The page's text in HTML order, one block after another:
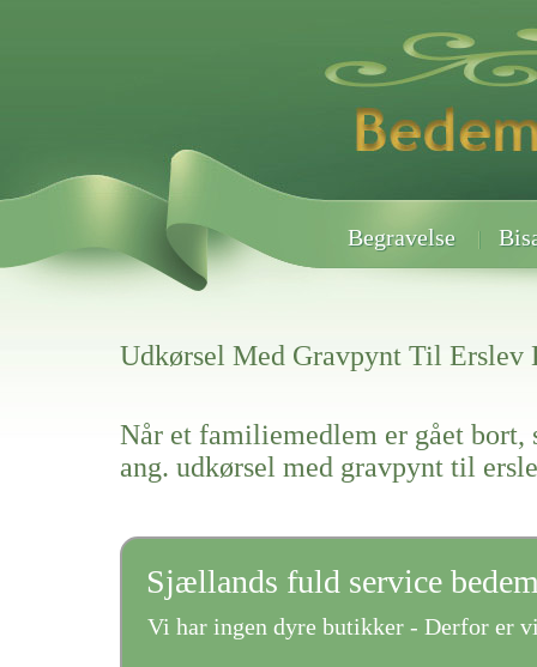
Begravelse
Udkørsel Med Gravpynt Til Erslev
Når et familiemedlem er gået bort,
ang. udkørsel med gravpynt til
Sjællands fuld service
Vi har ingen dyre butikker - Derfor er